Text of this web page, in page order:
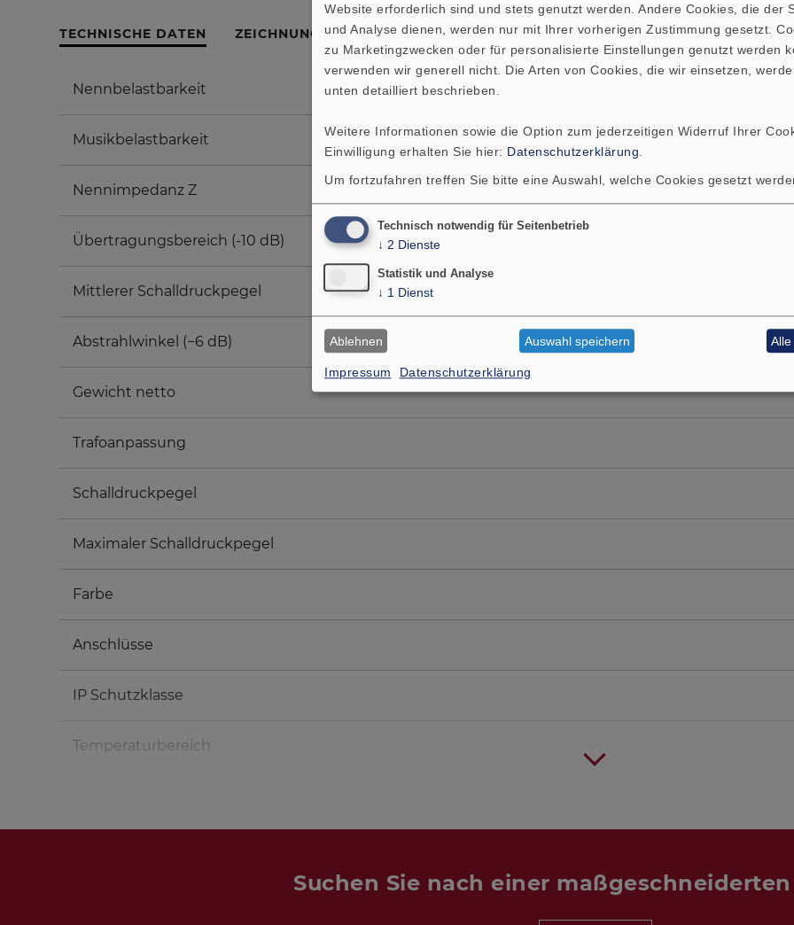
TECHNISCHE DATEN ZEICHNUNG AMPLITUDEN- UND IMPEDANZFREQUENZGANG
Nennbelastbarkeit
Musikbelastbarkeit
Nennimpedanz Z
Übertragungsbereich (-10 dB)
Mittlerer Schalldruckpegel
Abstrahlwinkel (−6 dB)
Gewicht netto
Trafoanpassung
Schalldruckpegel
Maximaler Schalldruckpegel
Farbe
Anschlüsse
IP Schutzklasse
Temperaturbereich
Suchen Sie nach einer
Website erforderlich sind und stets genutzt werden. Andere Cookies, die der
und Analyse dienen, werden nur mit Ihrer vorherigen Zustimmung gesetzt.
zu Marketingzwecken oder für personalisierte Einstellungen genutzt werden
verwenden wir generell nicht. Die Arten von Cookies, die wir einsetzen,
unten detailliert beschrieben.
Weitere Informationen sowie die Option zum jederzeitigen Widerruf Ihrer
Einwilligung erhalten Sie hier: Datenschutzerklärung
Um fortzufahren treffen Sie bitte eine Auswahl, welche Cookies gesetzt
Impressum Datenschutzerklärung
Technisch notwendig für Seitenbetrieb
↓ 2 Dienste
Statistik und Analyse
↓ 1 Dienst
Ablehnen Auswahl speichern